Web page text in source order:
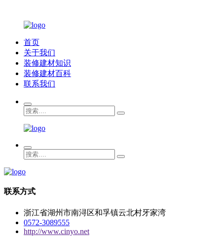
首页
关于我们
装修建材知识
装修建材百科
联系我们
联系方式
浙江省湖州市南浔区和孚镇云北村牙家湾
0572-3089555
http://www.cinyo.net